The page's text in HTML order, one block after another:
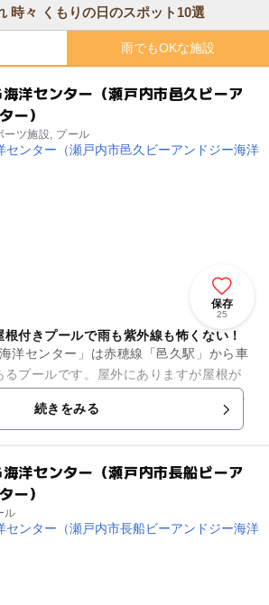
時々 くもりの日のスポット10選
雨でもOKな施設
洋センター（瀬戸内市邑久ビーア
ー）
ーツ施設, プール
保存
25
付きプールで雨も紫外線も怖くない！
洋センター」は赤穂線「邑久駅」から車
るプールです。屋外にありますが屋根が
でも泳ぐことが出来ます。プールは全長
続きをみる
洋センター（瀬戸内市長船ビーア
ー）
ル